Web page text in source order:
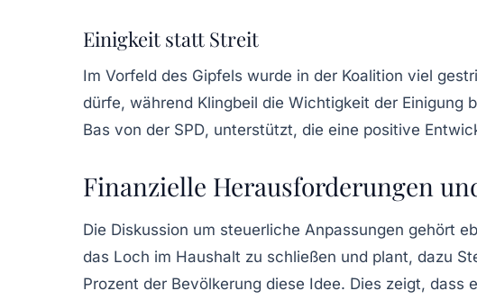
Einigkeit statt Streit
Im Vorfeld des Gipfels wurde in der Koalition viel
dürfe, während Klingbeil die Wichtigkeit der
Bas von der SPD, unterstützt, die eine positive
Finanzielle Herausforderungen
Die Diskussion um steuerliche Anpassungen gehört
das Loch im Haushalt zu schließen und plant, dazu
Prozent der Bevölkerung diese Idee. Dies zeigt,